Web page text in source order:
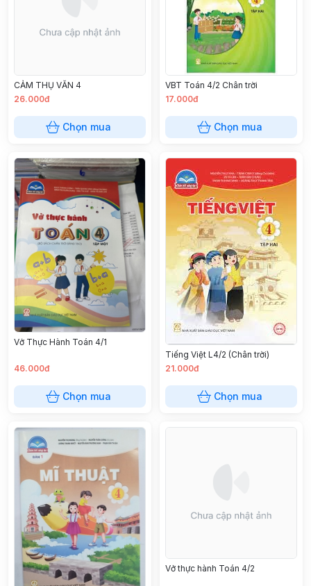
CẢM THỤ VĂN 4
26.000đ
Chọn mua
VBT Toán 4/2 Chân trời
17.000đ
Chọn mua
Vở Thực Hành Toán 4/1
46.000đ
Chọn mua
Tiếng Việt L4/2 (Chân trời)
21.000đ
Chọn mua
Vở thực hành Toán 4/2